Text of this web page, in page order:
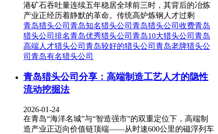
港矿石吞吐量连续五年稳居全球前三时，其背后的冶炼
产业正经历着静默的革命。传统高炉炼钢人才过剩
青岛猎头公司 青岛知名猎头公司 青岛猎头公司收费青岛
猎头公司排名青岛优秀猎头公司 青岛10大猎头公司 青岛
高端人才猎头公司 青岛较好的猎头公司 青岛老牌猎头公
司 青岛有名猎头公司
青岛猎头公司分享：高端制造工艺人才的隐性
流动挖掘法
2026-01-24
在青岛“海洋名城”与“智造强市”的双重定位下，高端制
造产业正迈向价值链顶端——从时速600公里的磁浮列车